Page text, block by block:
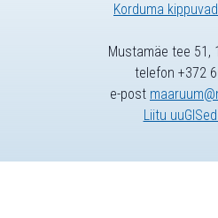
Korduma
Mustamäe tee 51,
telefon +372
e-post
Liitu